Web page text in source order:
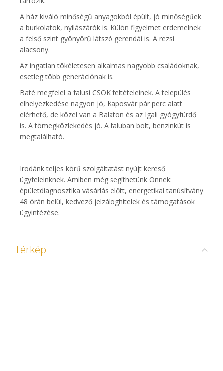
A ház kiváló minőségű anyagokból épült, jó minőségűek
a burkolatok, nyílászárók is. Külön figyelmet erdemelnek
a felső szint gyönyörű látszó gerendái is. A rezsi
alacsony.
Az ingatlan tökéletesen alkalmas nagyobb családoknak,
esetleg több generációnak is.
Baté megfelel a falusi CSOK feltételeinek. A település
elhelyezkedése nagyon jó, Kaposvár pár perc alatt
elérhető, de közel van a Balaton és az Igali gyógyfürdő
is. A tömegközlekedés jó. A faluban bolt, benzinkút is
megtalálható.
Irodánk teljes körű szolgáltatást nyújt kereső
ügyfeleinknek. Amiben még segíthetünk Önnek:
épületdiagnosztika vásárlás előtt, energetikai tanúsítvány
48 órán belül, kedvező jelzáloghitelek és támogatások
ügyintézése.
Térkép